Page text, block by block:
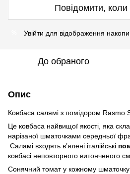
Повідомити, коли
Увійти для відображення
До обраного
Опис
Ковбаса салямі з помідором Rasmo
Це ковбаса найвищої якості, яка
нарізаної шматочками середньої
Саламі входять в’ялені італійські
ковбасі неповторного витонченого
Сонячний томат у кожному